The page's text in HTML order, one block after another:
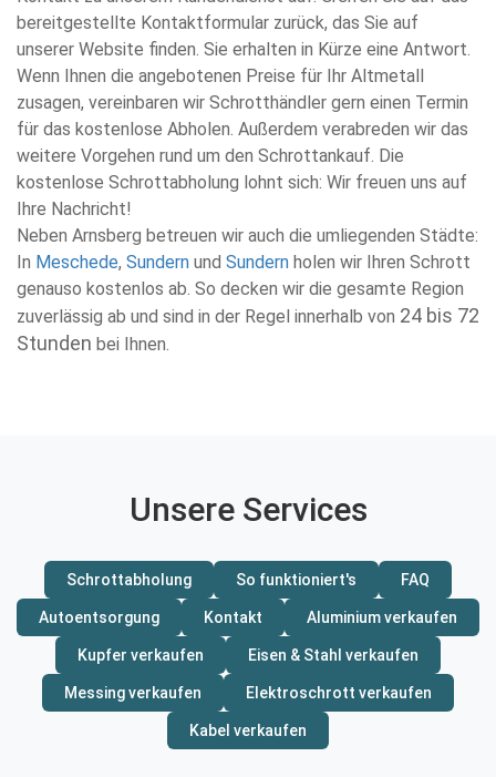
bereitgestellte Kontaktformular zurück, das Sie auf
unserer Website finden. Sie erhalten in Kürze eine Antwort.
Wenn Ihnen die angebotenen Preise für Ihr Altmetall
zusagen, vereinbaren wir Schrotthändler gern einen Termin
für das kostenlose Abholen. Außerdem verabreden wir das
weitere Vorgehen rund um den Schrottankauf. Die
kostenlose Schrottabholung lohnt sich: Wir freuen uns auf
Ihre Nachricht!
Neben Arnsberg betreuen wir auch die umliegenden Städte:
In Meschede, Sundern und Sundern holen wir Ihren Schrott
genauso kostenlos ab. So decken wir die gesamte Region
zuverlässig ab und sind in der Regel innerhalb von 24 bis 72
Stunden bei Ihnen.
Unsere Services
Schrottabholung So funktioniert's FAQ
Autoentsorgung Kontakt Aluminium verkaufen
Kupfer verkaufen Eisen & Stahl verkaufen
Messing verkaufen Elektroschrott verkaufen
Kabel verkaufen